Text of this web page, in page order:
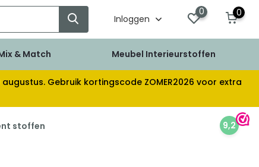
Inloggen
0 0
& Match Meubel Interieurstoffen
Gebruik kortingscode ZOMER2026 voor extra
stoffen 9,2